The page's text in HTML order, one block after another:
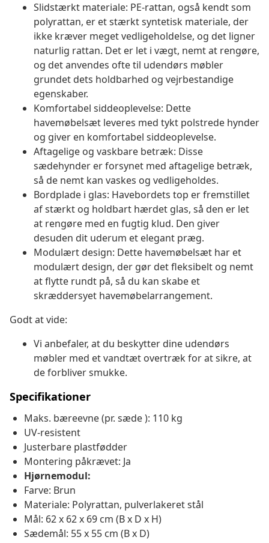
Slidstærkt materiale: PE-rattan, også kendt som
polyrattan, er et stærkt syntetisk materiale, der
ikke kræver meget vedligeholdelse, og det ligner
naturlig rattan. Det er let i vægt, nemt at rengøre,
og det anvendes ofte til udendørs møbler
grundet dets holdbarhed og vejrbestandige
egenskaber.
Komfortabel siddeoplevelse: Dette
havemøbelsæt leveres med tykt polstrede hynder
og giver en komfortabel siddeoplevelse.
Aftagelige og vaskbare betræk: Disse
sædehynder er forsynet med aftagelige betræk,
så de nemt kan vaskes og vedligeholdes.
Bordplade i glas: Havebordets top er fremstillet
af stærkt og holdbart hærdet glas, så den er let
at rengøre med en fugtig klud. Den giver
desuden dit uderum et elegant præg.
Modulært design: Dette havemøbelsæt har et
modulært design, der gør det fleksibelt og nemt
at flytte rundt på, så du kan skabe et
skræddersyet havemøbelarrangement.
Godt at vide:
Vi anbefaler, at du beskytter dine udendørs
møbler med et vandtæt overtræk for at sikre, at
de forbliver smukke.
Specifikationer
Maks. bæreevne (pr. sæde ): 110 kg
UV-resistent
Justerbare plastfødder
Montering påkrævet: Ja
Hjørnemodul:
Farve: Brun
Materiale: Polyrattan, pulverlakeret stål
Mål: 62 x 62 x 69 cm (B x D x H)
Sædemål: 55 x 55 cm (B x D)